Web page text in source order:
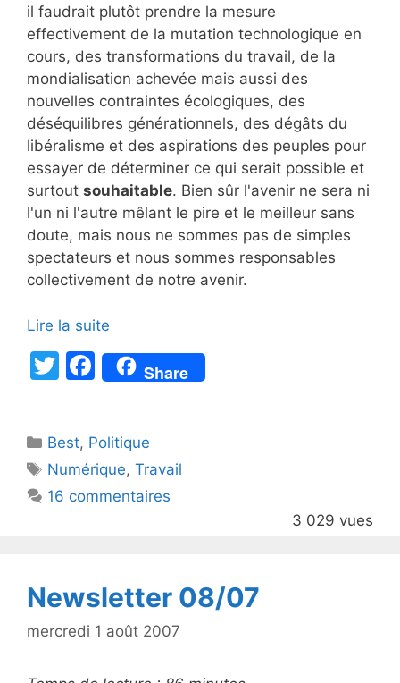
il faudrait plutôt prendre la mesure
effectivement de la mutation technologique en
cours, des transformations du travail, de la
mondialisation achevée mais aussi des
nouvelles contraintes écologiques, des
déséquilibres générationnels, des dégâts du
libéralisme et des aspirations des peuples pour
essayer de déterminer ce qui serait possible et
surtout souhaitable. Bien sûr l'avenir ne sera ni
l'un ni l'autre mêlant le pire et le meilleur sans
doute, mais nous ne sommes pas de simples
spectateurs et nous sommes responsables
collectivement de notre avenir.
Lire la suite
T
er
F
a
e
b
o
Share
Catégories
Best, Politique
Étiquettes
Numérique,Travail
16 commentaires
3 029 vues
Newsletter 08/07
mercredi 1 août 2007